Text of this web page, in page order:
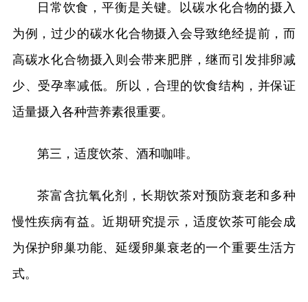
日常饮食，平衡是关键。以碳水化合物的摄入
为例，过少的碳水化合物摄入会导致绝经提前，而
高碳水化合物摄入则会带来肥胖，继而引发排卵减
少、受孕率减低。所以，合理的饮食结构，并保证
适量摄入各种营养素很重要。
第三，适度饮茶、酒和咖啡。
茶富含抗氧化剂，长期饮茶对预防衰老和多种
慢性疾病有益。近期研究提示，适度饮茶可能会成
为保护卵巢功能、延缓卵巢衰老的一个重要生活方
式。